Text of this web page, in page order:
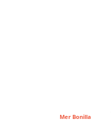
Mer Bonilla